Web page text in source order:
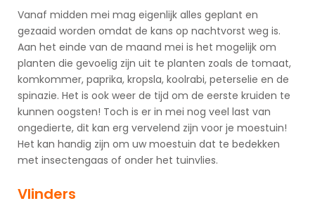
Vanaf midden mei mag eigenlijk alles geplant en
gezaaid worden omdat de kans op nachtvorst weg is.
Aan het einde van de maand mei is het mogelijk om
planten die gevoelig zijn uit te planten zoals de tomaat,
komkommer, paprika, kropsla, koolrabi, peterselie en de
spinazie. Het is ook weer de tijd om de eerste kruiden te
kunnen oogsten! Toch is er in mei nog veel last van
ongedierte, dit kan erg vervelend zijn voor je moestuin!
Het kan handig zijn om uw moestuin dat te bedekken
met insectengaas of onder het tuinvlies.
Vlinders